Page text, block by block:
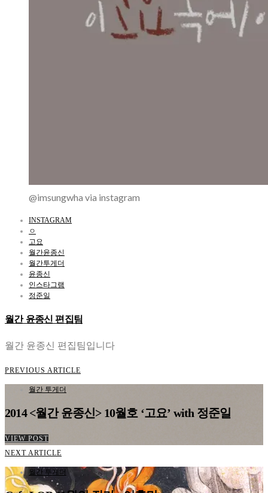
@imsungwha via instagram
INSTAGRAM
ㅇ
고요
월간윤종신
월간투게더
윤종신
인스타그램
정준일
월간 윤종신 편집팀
월간 윤종신 편집팀입니다
PREVIOUS ARTICLE
월간 투게더
2014 <월간 윤종신> 10월호 ‘고요’ with 정준일
VIEW POST
NEXT ARTICLE
월간 투게더